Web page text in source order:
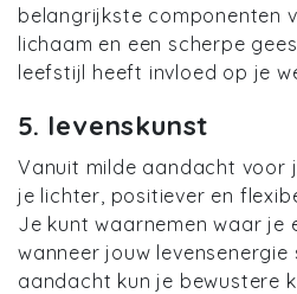
belangrijkste componenten
lichaam en een scherpe
leefstijl heeft invloed op je
5. levenskunst
Vanuit milde aandacht voor
je lichter, positiever en
Je kunt waarnemen waar je
wanneer jouw
aandacht kun je bewustere